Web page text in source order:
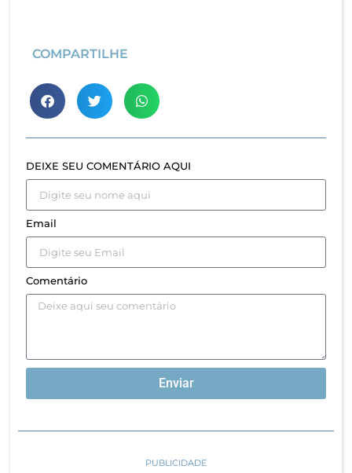
COMPARTILHE
DEIXE SEU COMENTÁRIO AQUI
Email
Comentário
Enviar
PUBLICIDADE